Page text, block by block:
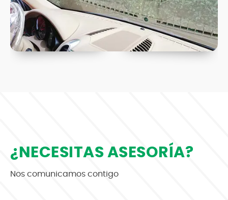
¿NECESITAS ASESORÍA?
Nos comunicamos contigo